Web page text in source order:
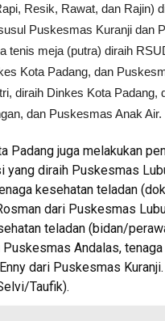
Resik, Rawat, dan Rajin)
Puskesmas Kuranji dan
tenis meja (putra) diraih
Kota Padang, dan
diraih Dinkes Kota Padang,
dan Puskesmas Anak Air.
Padang juga melakukan
yang diraih Puskesmas
kesehatan teladan
dari Puskesmas
teladan (bidan/
Puskesmas Andalas,
dari Puskesmas Kuranji.
Taufik).